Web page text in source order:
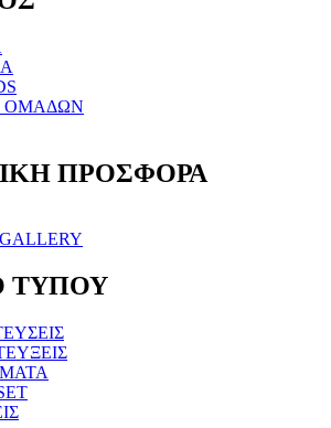
ΟΜΑΔΩΝ
ΠΡΟΣΦΟΡΑ
ΤΥΠΟΥ